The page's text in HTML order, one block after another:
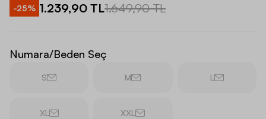
-25% 1.239,90 TL1.649,90 TL
Numara/Beden Seç
S M L
XL XXL